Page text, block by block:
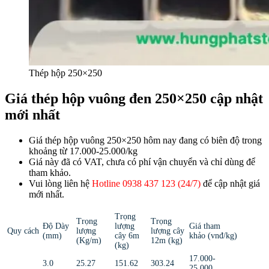
Thép hộp 250×250
Giá thép hộp vuông đen 250×250 cập nhật
mới nhất
Giá thép hộp vuông 250×250 hôm nay đang có biên độ trong
khoảng từ 17.000-25.000/kg
Giá này đã có VAT, chưa có phí vận chuyển và chỉ dùng để
tham khảo.
Vui lòng liên hệ Hotline 0938 437 123 (24/7) để cập nhật giá
mới nhất.
Quy cách
Độ Dày
(mm)
Trọng
lượng
(Kg/m)
Trọng
lượng
cây 6m
(kg)
Trọng
lượng cây
12m (kg)
Giá tham
khảo (vnđ/kg)
3.0 25.27 151.62 303.24
17.000-